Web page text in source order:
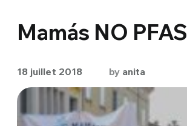
Mamás NO PFAS
18 juillet 2018 by anita